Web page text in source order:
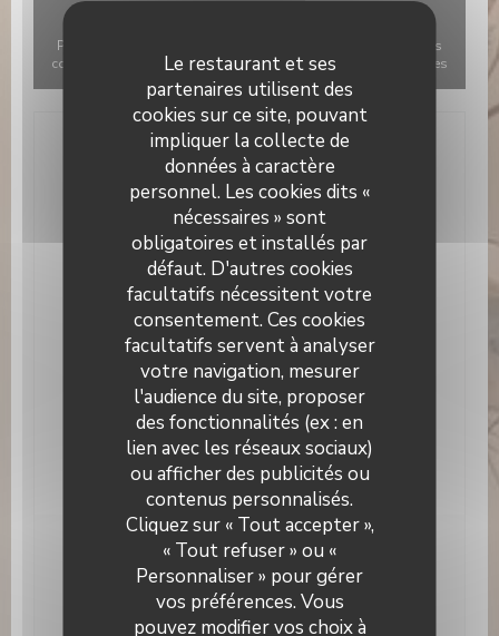
Le restaurant et ses
partenaires utilisent des
cookies sur ce site, pouvant
impliquer la collecte de
données à caractère
personnel. Les cookies dits «
nécessaires » sont
obligatoires et installés par
défaut. D'autres cookies
facultatifs nécessitent votre
consentement. Ces cookies
facultatifs servent à analyser
votre navigation, mesurer
l'audience du site, proposer
des fonctionnalités (ex : en
lien avec les réseaux sociaux)
ou afficher des publicités ou
contenus personnalisés.
Cliquez sur « Tout accepter »,
« Tout refuser » ou «
Personnaliser » pour gérer
vos préférences. Vous
pouvez modifier vos choix à
Pour afficher la carte interactive Waze, vous devez accepter les
cookies Waze Map (Google). Ces cookies peuvent collecter des
données de navigation et de localisation.
Infos pratiques
Cuisine
Traditionnel, Fait maison, Produits frais
Type de restaurant
Brasserie
Services
Privatisation, Accès aux personnes à mobilité
réduite, Wifi, Terrasse
Moyens de paiement
Paiement Sans Contact, Eurocard/Mastercard,
Espèces, Carte Bleue
Horaires
Dim 07h00 - 01h00
Café Pauly